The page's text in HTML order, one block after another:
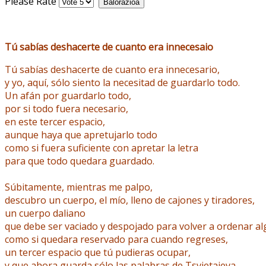
Tú sabías deshacerte de cuanto era innecesaio
Tú sabías deshacerte de cuanto era innecesario,
y yo, aquí, sólo siento la necesitad de guardarlo todo.
Un afán por guardarlo todo,
por si todo fuera necesario,
en este tercer espacio,
aunque haya que apretujarlo todo
como si fuera suficiente con apretar la letra
para que todo quedara guardado.
Súbitamente, mientras me palpo,
descubro un cuerpo, el mío, lleno de cajones y tiradores,
un cuerpo daliano
que debe ser vaciado y despojado para volver a ordenar
como si quedara reservado para cuando regreses,
un tercer espacio que tú pudieras ocupar,